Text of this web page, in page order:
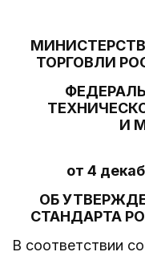
ТОРГОВЛИ
И
от 4
ОБ
СТАНДАРТА
В соответствии со